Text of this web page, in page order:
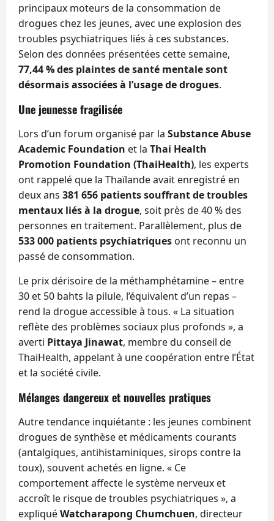
principaux moteurs de la consommation de
drogues chez les jeunes, avec une explosion des
troubles psychiatriques liés à ces substances.
Selon des données présentées cette semaine,
77,44 % des plaintes de santé mentale sont
désormais associées à l’usage de drogues.
Une jeunesse fragilisée
Lors d’un forum organisé par la Substance Abuse
Academic Foundation et la Thai Health
Promotion Foundation (ThaiHealth), les experts
ont rappelé que la Thaïlande avait enregistré en
deux ans 381 656 patients souffrant de troubles
mentaux liés à la drogue, soit près de 40 % des
personnes en traitement. Parallèlement, plus de
533 000 patients psychiatriques ont reconnu un
passé de consommation.
Le prix dérisoire de la méthamphétamine – entre
30 et 50 bahts la pilule, l’équivalent d’un repas –
rend la drogue accessible à tous. « La situation
reflète des problèmes sociaux plus profonds », a
averti Pittaya Jinawat, membre du conseil de
ThaiHealth, appelant à une coopération entre l’État
et la société civile.
Mélanges dangereux et nouvelles pratiques
Autre tendance inquiétante : les jeunes combinent
drogues de synthèse et médicaments courants
(antalgiques, antihistaminiques, sirops contre la
toux), souvent achetés en ligne. « Ce
comportement affecte le système nerveux et
accroît le risque de troubles psychiatriques », a
expliquéWatcharapong Chumchuen, directeur